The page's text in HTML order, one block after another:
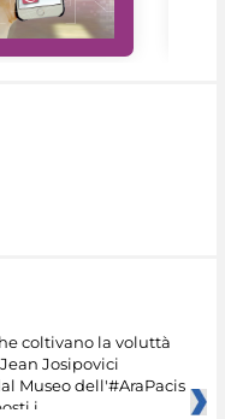
coltivano la voluttà
Josipovici
Museo dell'#AraPacis
i